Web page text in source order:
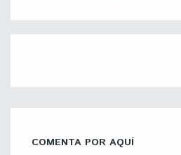
COMENTA POR AQUÍ